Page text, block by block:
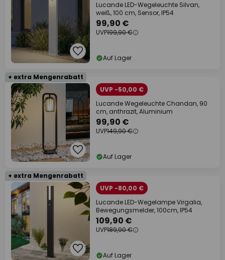
Lucande LED-Wegeleuchte Silvan,
weiß, 100 cm, Sensor, IP54
99,90 €
UVP199,90 €
Auf Lager
+ extra Mengenrabatt
UVP -50,00 €
Lucande Wegeleuchte Chandan, 90
cm, anthrazit, Aluminium
99,90 €
UVP149,90 €
Auf Lager
+ extra Mengenrabatt
UVP -80,00 €
Lucande LED-Wegelampe Virgalia,
Bewegungsmelder, 100cm, IP54
109,90 €
UVP189,90 €
Auf Lager